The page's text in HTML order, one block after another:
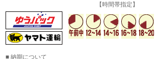
【時間帯指定】
■ 納期について